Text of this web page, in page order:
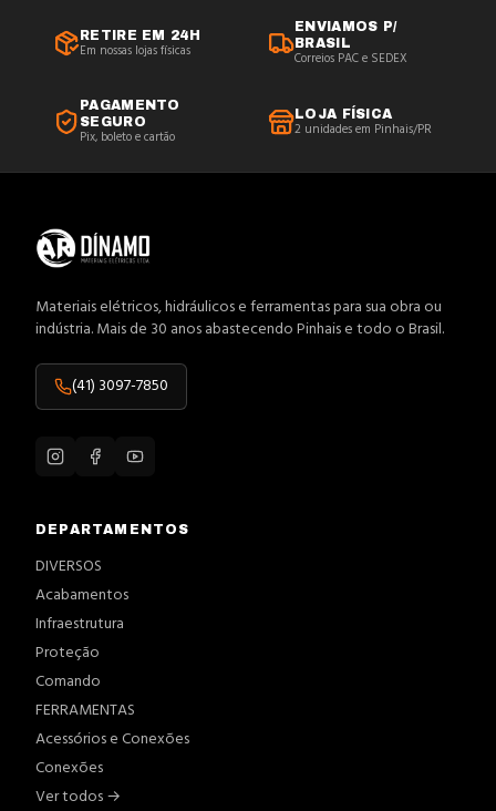
RETIRE EM 24H
Em nossas lojas físicas
ENVIAMOS P/
BRASIL
Correios PAC e SEDEX
PAGAMENTO
SEGURO
Pix, boleto e cartão
LOJA FÍSICA
2 unidades em Pinhais/PR
Materiais elétricos, hidráulicos e ferramentas para sua obra ou
indústria. Mais de 30 anos abastecendo Pinhais e todo o Brasil.
(41) 3097-7850
DEPARTAMENTOS
DIVERSOS
Acabamentos
Infraestrutura
Proteção
Comando
FERRAMENTAS
Acessórios e Conexões
Conexões
Ver todos →